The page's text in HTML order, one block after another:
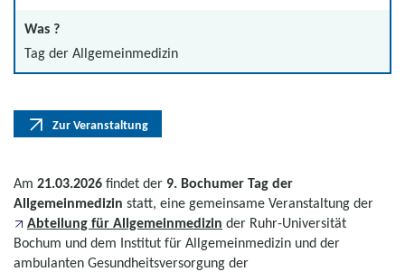
Was ?
Tag der Allgemeinmedizin
Zur Veranstaltung
Am 21.03.2026 findet der 9. Bochumer Tag der
Allgemeinmedizin statt, eine gemeinsame Veranstaltung der
Abteilung für Allgemeinmedizin der Ruhr-Universität
Bochum und dem Institut für Allgemeinmedizin und der
ambulanten Gesundheitsversorgung der